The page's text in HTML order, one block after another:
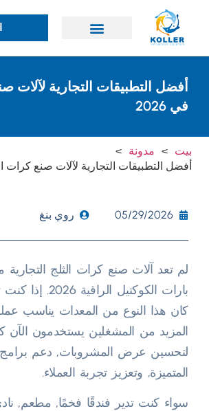
أفضل التطبيقات التجارية لآلات
في 2026
بيت > مدونة >
أفضل التطبيقات التجارية لآلات صنع كرات
05/29/2026 روي بنغ
لم تعد آلات صنع كرات الثلج
بارات الكوكتيل
كان هذا النوع من المعدات يناسب
المزيد من المشغلين يستخدمون الآن
لتحسين عرض المشروبات, دعم
المتميزة, وتعزيز تجربة العملاء.
سواء كنت تدير فندقًا فخمًا, مطعم,